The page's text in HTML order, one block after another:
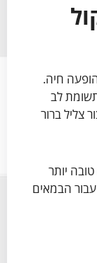
חיה.
לב
צליל ברור
יותר
הבמאים